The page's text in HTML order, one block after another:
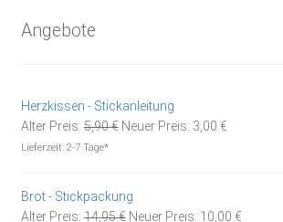
Angebote
Herzkissen - Stickanleitung
Alter Preis: 5,90€ Ursprünglicher
Neuer Preis: 3,00 €Aktueller
Lieferzeit: 2-7 Tage*
Brot - Stickpackung
Alter Preis: 14,95€ Ursprünglicher
Neuer Preis: 10,00 €Aktueller